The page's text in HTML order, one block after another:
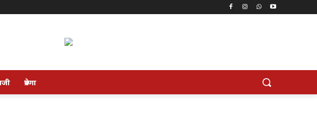
प्रेरणा